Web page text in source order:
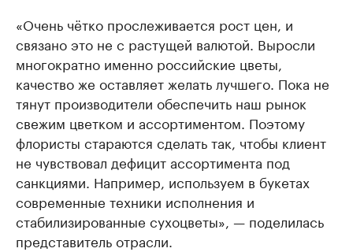
«Очень чётко прослеживается рост цен, и
связано это не с растущей валютой. Выросли
многократно именно российские цветы,
качество же оставляет желать лучшего. Пока не
тянут производители обеспечить наш рынок
свежим цветком и ассортиментом. Поэтому
флористы стараются сделать так, чтобы клиент
не чувствовал дефицит ассортимента под
санкциями. Например, используем в букетах
современные техники исполнения и
стабилизированные сухоцветы», — поделилась
представитель отрасли.